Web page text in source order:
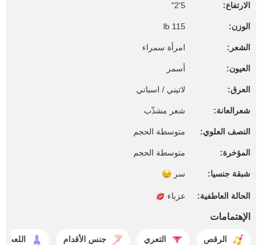
الارتفاع: 5'2"
الوزن: 115 lb
الشعر: امرأة سمراء
العيون: أسمر
العرق: لاتيني / اسباني
شعرالعانة: شعر مشذّب
النصف العلوي: متوسطة الحجم
المؤخرة: متوسطة الحجم
شبقة جنسيا: سر
الحالة العاطفية: عزباء
الإهتمامات
الرقص التعري جنس الأقدام اللعب